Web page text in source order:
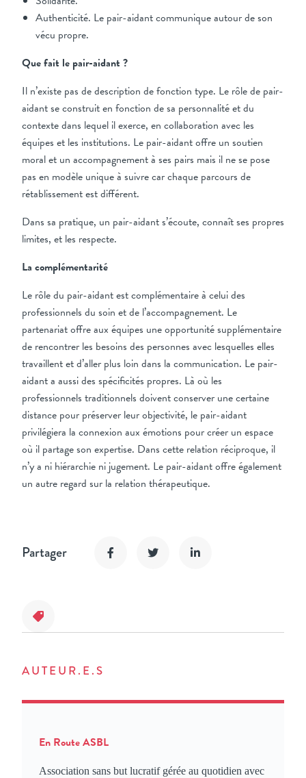
Authenticité. Le pair-aidant communique autour de son
vécu propre.
Que fait le pair-aidant ?
Il n’existe pas de description de fonction type. Le rôle de pair-
aidant se construit en fonction de sa personnalité et du
contexte dans lequel il exerce, en collaboration avec les
équipes et les institutions. Le pair-aidant offre un soutien
moral et un accompagnement à ses pairs mais il ne se pose
pas en modèle unique à suivre car chaque parcours de
rétablissement est différent.
Dans sa pratique, un pair-aidant s’écoute, connaît ses propres
limites, et les respecte.
La complémentarité
Le rôle du pair-aidant est complémentaire à celui des
professionnels du soin et de l’accompagnement. Le
partenariat offre aux équipes une opportunité supplémentaire
de rencontrer les besoins des personnes avec lesquelles elles
travaillent et d’aller plus loin dans la communication. Le pair-
aidant a aussi des spécificités propres. Là où les
professionnels traditionnels doivent conserver une certaine
distance pour préserver leur objectivité, le pair-aidant
privilégiera la connexion aux émotions pour créer un espace
où il partage son expertise. Dans cette relation réciproque, il
n’y a ni hiérarchie ni jugement. Le pair-aidant offre également
un autre regard sur la relation thérapeutique.
Partager
AUTEUR.E.S
En Route ASBL
Association sans but lucratif gérée au quotidien avec